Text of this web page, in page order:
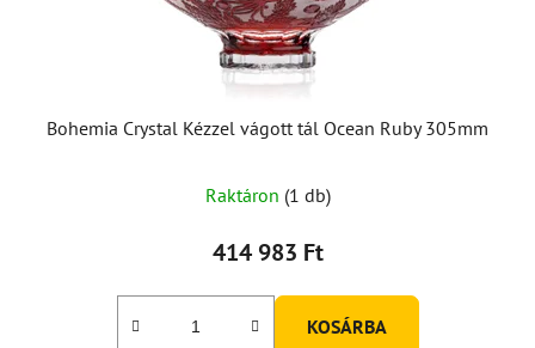
Bohemia Crystal Kézzel vágott tál Ocean Ruby 305mm
Raktáron (1 db)
414 983 Ft
KOSÁRBA